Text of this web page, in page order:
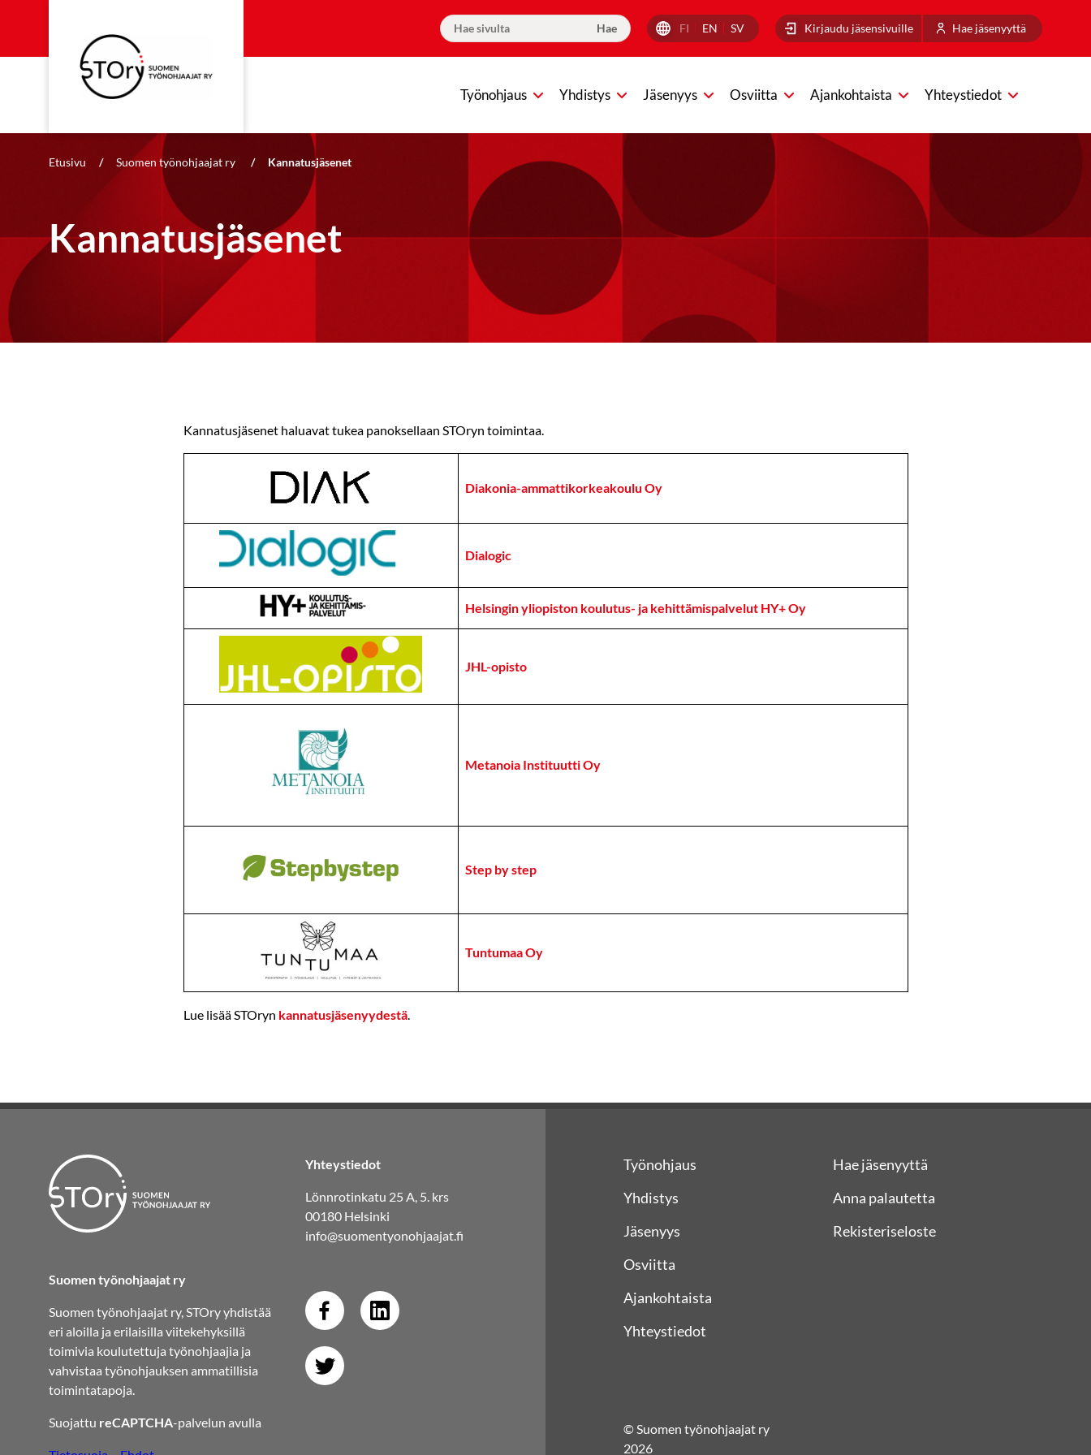
FI EN SV Kirjaudu jäsensivuille Hae jäsenyyttä
Työnohjaus Yhdistys Jäsenyys Osviitta Ajankohtaista Yhteystiedot
Etusivu / Suomen työnohjaajat ry / Kannatusjäsenet
Kannatusjäsenet
Kannatusjäsenet haluavat tukea panoksellaan STOryn toimintaa.
Diakonia-ammattikorkeakoulu Oy
Dialogic
Helsingin yliopiston koulutus- ja kehittämispalvelut HY+ Oy
JHL-opisto
Metanoia Instituutti Oy
Step by step
Tuntumaa Oy
Lue lisää STOryn kannatusjäsenyydestä.
Suomen työnohjaajat ry
Suomen työnohjaajat ry, STOry yhdistää
eri aloilla ja erilaisilla viitekehyksillä
toimivia koulutettuja työnohjaajia ja
vahvistaa työnohjauksen ammatillisia
toimintatapoja.
Suojattu reCAPTCHA-palvelun avulla
Yhteystiedot
Lönnrotinkatu 25 A, 5. krs
00180 Helsinki
info@suomentyonohjaajat.fi
Työnohjaus
Yhdistys
Jäsenyys
Osviitta
Ajankohtaista
Yhteystiedot
© Suomen työnohjaajat ry
2026
Hae jäsenyyttä
Anna palautetta
Rekisteriseloste